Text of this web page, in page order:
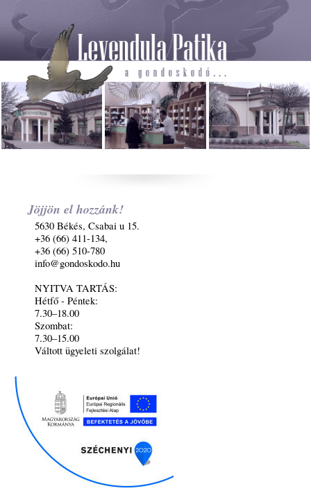
Jöjjön el hozzánk!
5630 Békés, Csabai u 15.
+36 (66) 411-134,
+36 (66) 510-780
info@gondoskodo.hu
NYITVA TARTÁS:
Hétfő - Péntek:
7.30–18.00
Szombat:
7.30–15.00
Váltott ügyeleti szolgálat!